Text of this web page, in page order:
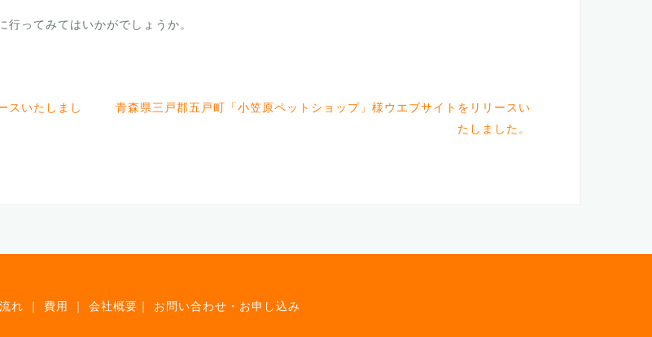
ってみてはいかがでしょうか。
スいたしまし
青森県三戸郡五戸町「小笠原ペットショップ」様ウエブサイトをリリースい
たしました。
れ ｜ 費用 ｜ 会社概要 ｜ お問い合わせ・お申し込み